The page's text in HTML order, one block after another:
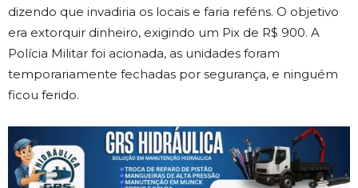
dizendo que invadiria os locais e faria reféns. O objetivo
era extorquir dinheiro, exigindo um Pix de R$ 900. A
Polícia Militar foi acionada, as unidades foram
temporariamente fechadas por segurança, e ninguém
ficou ferido.